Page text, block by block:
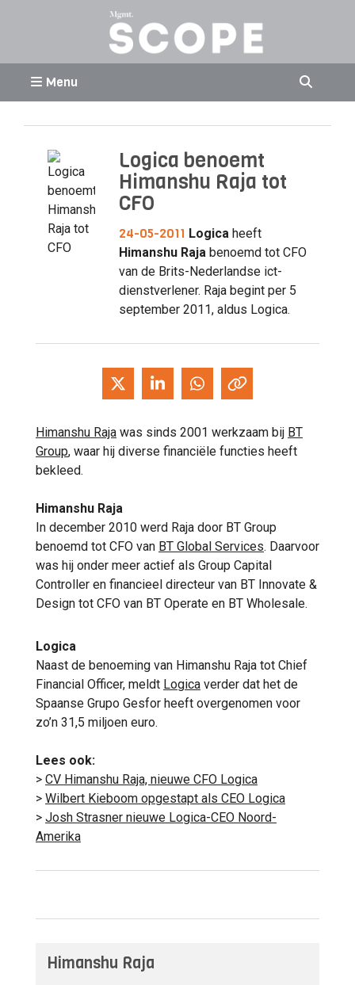
Menu
Logica benoemt
Himanshu Raja tot
CFO
24-05-2011 Logica heeft
Himanshu Raja benoemd tot CFO
van de Brits-Nederlandse ict-
dienstverlener. Raja begint per 5
september 2011, aldus Logica.
Himanshu Raja was sinds 2001 werkzaam bij BT
Group, waar hij diverse financiële functies heeft
bekleed.
Himanshu Raja
In december 2010 werd Raja door BT Group
benoemd tot CFO van BT Global Services. Daarvoor
was hij onder meer actief als Group Capital
Controller en financieel directeur van BT Innovate &
Design tot CFO van BT Operate en BT Wholesale.
Logica
Naast de benoeming van Himanshu Raja tot Chief
Financial Officer, meldt Logica verder dat het de
Spaanse Grupo Gesfor heeft overgenomen voor
zo’n 31,5 miljoen euro.
Lees ook:
> CV Himanshu Raja, nieuwe CFO Logica
> Wilbert Kieboom opgestapt als CEO Logica
> Josh Strasner nieuwe Logica-CEO Noord-
Amerika
Himanshu Raja